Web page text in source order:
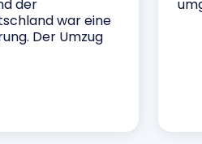
der
war eine
Der Umzug